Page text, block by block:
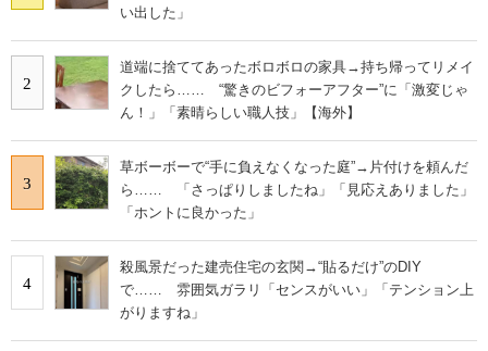
い出した」
2
道端に捨ててあったボロボロの家具→持ち帰ってリメイ
クしたら…… “驚きのビフォーアフター”に「激変じゃ
ん！」「素晴らしい職人技」【海外】
3
草ボーボーで“手に負えなくなった庭”→片付けを頼んだ
ら…… 「さっぱりしましたね」「見応えありました」
「ホントに良かった」
4
殺風景だった建売住宅の玄関→“貼るだけ”のDIY
で…… 雰囲気ガラリ「センスがいい」「テンション上
がりますね」